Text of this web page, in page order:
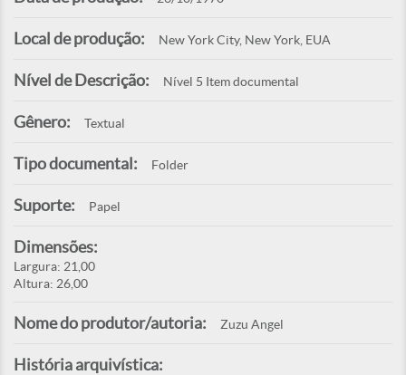
Local de produção: New York City, New York, EUA
Nível de Descrição: Nível 5 Item documental
Gênero: Textual
Tipo documental: Folder
Suporte: Papel
Dimensões:
Largura: 21,00
Altura: 26,00
Nome do produtor/autoria: Zuzu Angel
História arquivística: